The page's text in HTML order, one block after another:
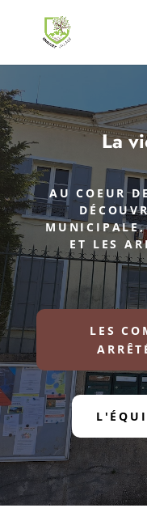
La
AU COEUR
MUNICIPALE,
ET LES
LES